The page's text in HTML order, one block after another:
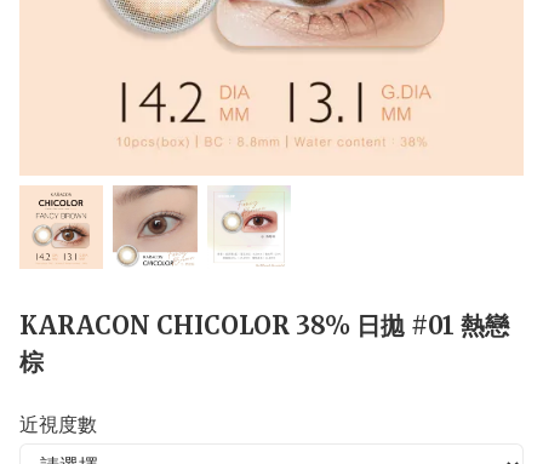
KARACON CHICOLOR 38% 日拋 #01 熱戀
棕
近視度數